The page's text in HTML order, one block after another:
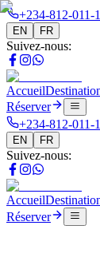
+234-812-011-
EN FR
Suivez-nous:
Accueil
Réserver
+234-812-011-
EN FR
Suivez-nous:
Accueil
Réserver